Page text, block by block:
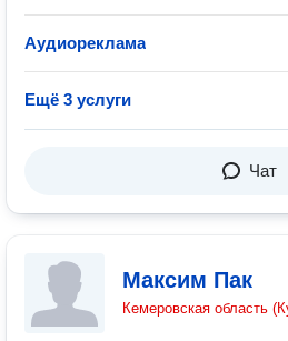
Аудиореклама
Ещё 3 услуги
Чат
Максим Пак
Кемеровская область